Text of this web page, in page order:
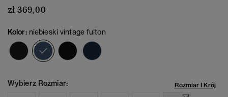
zł 369,00
Kolor: niebieski vintage fulton
wybrano
Wybierz Rozmiar: Rozmiar I Krój